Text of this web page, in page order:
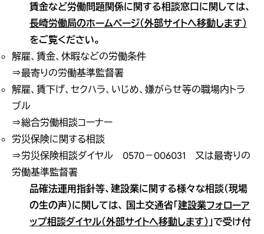
賃金など労働問題関係に関する相談窓口に関しては、
長崎労働局のホームページ（外部サイトへ移動します）
をご覧ください。
解雇、賃金、休暇などの労働条件
⇒最寄りの労働基準監督署
解雇、賃下げ、セクハラ、いじめ、嫌がらせ等の職場内トラ
ブル
⇒総合労働相談コーナー
労災保険に関する相談
⇒労災保険相談ダイヤル 0570－006031 又は最寄りの
労働基準監督署
品確法運用指針等、建設業に関する様々な相談（現場
の生の声）に関しては、 国土交通省「建設業フォローア
ップ相談ダイヤル（外部サイトへ移動します）」で受け付